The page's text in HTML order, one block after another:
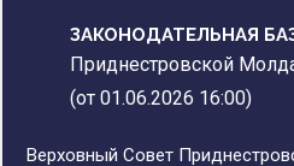
ЗАКОНОДАТЕЛЬНАЯ
Приднестровской
(от 01.06.2026 16:00)
Верховный Совет